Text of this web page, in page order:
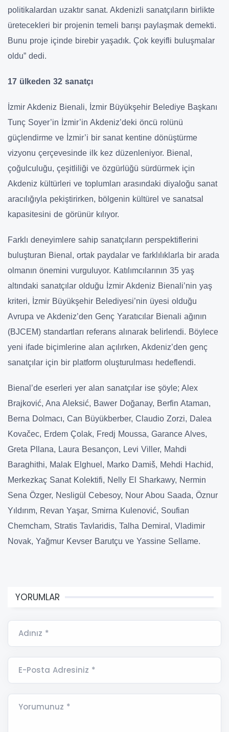
politikalardan uzaktır sanat. Akdenizli sanatçıların birlikte
üretecekleri bir projenin temeli barışı paylaşmak demekti.
Bunu proje içinde birebir yaşadık. Çok keyifli buluşmalar
oldu” dedi.
17 ülkeden 32 sanatçı
İzmir Akdeniz Bienali, İzmir Büyükşehir Belediye Başkanı
Tunç Soyer’in İzmir’in Akdeniz’deki öncü rolünü
güçlendirme ve İzmir’i bir sanat kentine dönüştürme
vizyonu çerçevesinde ilk kez düzenleniyor. Bienal,
çoğulculuğu, çeşitliliği ve özgürlüğü sürdürmek için
Akdeniz kültürleri ve toplumları arasındaki diyaloğu sanat
aracılığıyla pekiştirirken, bölgenin kültürel ve sanatsal
kapasitesini de görünür kılıyor.
Farklı deneyimlere sahip sanatçıların perspektiflerini
buluşturan Bienal, ortak paydalar ve farklılıklarla bir arada
olmanın önemini vurguluyor. Katılımcılarının 35 yaş
altındaki sanatçılar olduğu İzmir Akdeniz Bienali’nin yaş
kriteri, İzmir Büyükşehir Belediyesi’nin üyesi olduğu
Avrupa ve Akdeniz’den Genç Yaratıcılar Bienali ağının
(BJCEM) standartları referans alınarak belirlendi. Böylece
yeni ifade biçimlerine alan açılırken, Akdeniz’den genç
sanatçılar için bir platform oluşturulması hedeflendi.
Bienal’de eserleri yer alan sanatçılar ise şöyle; Alex
Brajković, Ana Aleksić, Bawer Doğanay, Berfin Ataman,
Berna Dolmacı, Can Büyükberber, Claudio Zorzi, Dalea
Kovačec, Erdem Çolak, Fredj Moussa, Garance Alves,
Greta Pllana, Laura Besançon, Levi Viller, Mahdi
Baraghithi, Malak Elghuel, Marko Damiš, Mehdi Hachid,
Merkezkaç Sanat Kolektifi, Nelly El Sharkawy, Nermin
Sena Özger, Nesligül Cebesoy, Nour Abou Saada, Öznur
Yıldırım, Revan Yaşar, Smirna Kulenović, Soufian
Chemcham, Stratis Tavlaridis, Talha Demiral, Vladimir
Novak, Yağmur Kevser Barutçu ve Yassine Sellame.
YORUMLAR
Adınız *
E-Posta Adresiniz *
Yorumunuz *